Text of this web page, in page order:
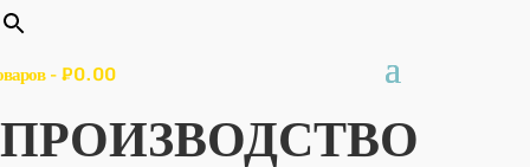
-₽0.00
ПРОИЗВОДСТВО